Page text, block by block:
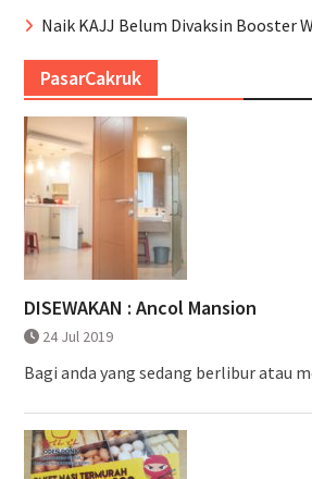
Naik KAJJ Belum Divaksin Booster
PasarCakruk
DISEWAKAN : Ancol Mansion
24 Jul 2019
Bagi anda yang sedang berlibur atau